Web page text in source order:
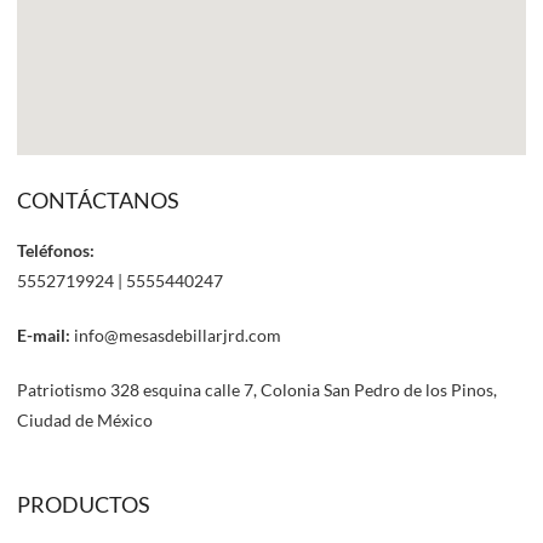
CONTÁCTANOS
Teléfonos:
5552719924 | 5555440247
E-mail: info@mesasdebillarjrd.com
Patriotismo 328 esquina calle 7, Colonia San Pedro de los Pinos,
Ciudad de México
PRODUCTOS